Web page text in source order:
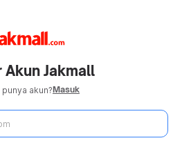
Akun Jakmall
punya akun?Masuk